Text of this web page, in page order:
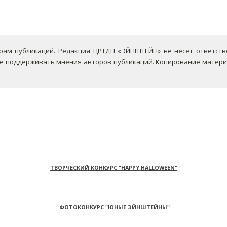
публикаций. Редакция ЦРТДП «ЭЙНШТЕЙН» не несет
поддерживать мнения авторов публикаций.Копирование
ТВОРЧЕСКИЙ КОНКУРС "HAPPY HALLOWEEN"
ФОТОКОНКУРС "ЮНЫЕ ЭЙНШТЕЙНЫ"